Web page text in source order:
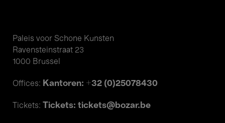
Paleis voor Schone Kunsten
Ravensteinstraat 23
1000 Brussel
Offices: Kantoren: +32 (0)25078430
Tickets: Tickets: tickets@bozar.be